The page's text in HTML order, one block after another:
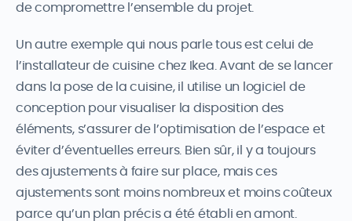
de compromettre l’ensemble du projet.
Un autre exemple qui nous parle tous est celui de
l’installateur de cuisine chez Ikea. Avant de se lancer
dans la pose de la cuisine, il utilise un logiciel de
conception pour visualiser la disposition des
éléments, s’assurer de l’optimisation de l’espace et
éviter d’éventuelles erreurs. Bien sûr, il y a toujours
des ajustements à faire sur place, mais ces
ajustements sont moins nombreux et moins coûteux
parce qu’un plan précis a été établi en amont.